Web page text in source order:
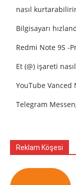
nasıl
Bilgisayarı
Redmi Note 9S -
Et (@) işareti
YouTube Vanced
Telegram
Reklam Köşesi